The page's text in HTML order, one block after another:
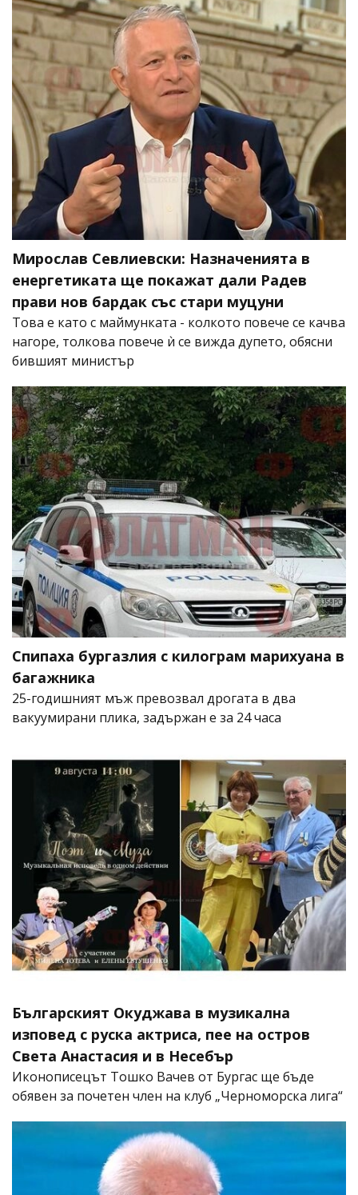
Мирослав Севлиевски: Назначенията в
енергетиката ще покажат дали Радев
прави нов бардак със стари муцуни
Това е като с маймунката - колкото повече се качва
нагоре, толкова повече ѝ се вижда дупето, обясни
бившият министър
Спипаха бургазлия с килограм марихуана в
багажника
25-годишният мъж превозвал дрогата в два
вакуумирани плика, задържан е за 24 часа
Българският Окуджава в музикална
изповед с руска актриса, пее на остров
Света Анастасия и в Несебър
Иконописецът Тошко Вачев от Бургас ще бъде
обявен за почетен член на клуб „Черноморска лига“